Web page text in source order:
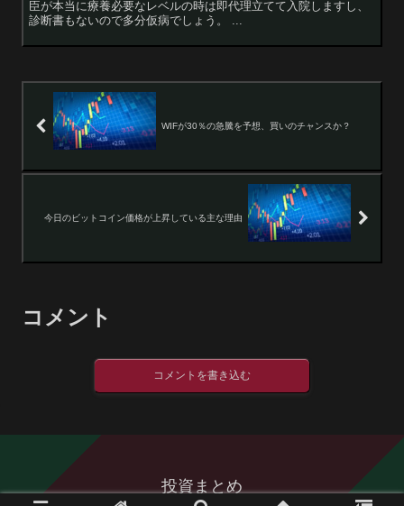
臣が本当に療養必要なレベルの時は即代理立てて入院しますし、
診断書もないので多分仮病でしょう。 ...
WIFが30％の急騰を予想、買いのチャンスか？
今日のビットコイン価格が上昇している主な理由
コメント
コメントを書き込む
投資まとめ